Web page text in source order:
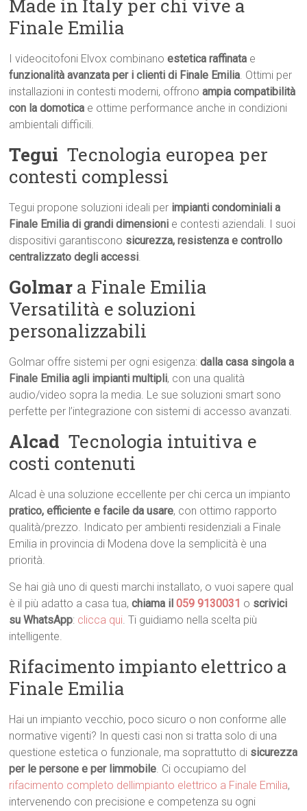
Made in Italy per chi vive a
Finale Emilia
I videocitofoni Elvox combinanoestetica raffinata e
funzionalità avanzata per i clienti di Finale Emilia. Ottimi per
installazioni in contesti moderni, offronoampia compatibilità
con la domotica e ottime performance anche in condizioni
ambientali difficili.
Tegui  Tecnologia europea per
contesti complessi
Tegui propone soluzioni ideali per impianti condominiali a
Finale Emilia di grandi dimensioni e contesti aziendali. I suoi
dispositivi garantiscono sicurezza, resistenza e controllo
centralizzato degli accessi.
Golmar a Finale Emilia 
Versatilità e soluzioni
personalizzabili
Golmar offre sistemi per ogni esigenza:dalla casa singola a
Finale Emilia agli impianti multipli, con una qualità
audio/video sopra la media. Le sue soluzioni smart sono
perfette per l’integrazione con sistemi di accesso avanzati.
Alcad  Tecnologia intuitiva e
costi contenuti
Alcad è una soluzione eccellente per chi cerca un impianto
pratico, efficiente e facile da usare, con ottimo rapporto
qualità/prezzo. Indicato per ambienti residenziali a Finale
Emilia in provincia di Modena dove la semplicità è una
priorità.
Se hai già uno di questi marchi installato, o vuoi sapere qual
è il più adatto a casa tua,chiama il059 9130031 o scrivici
su WhatsApp: clicca qui. Ti guidiamo nella scelta più
intelligente.
Rifacimento impianto elettrico a
Finale Emilia
Hai un impianto vecchio, poco sicuro o non conforme alle
normative vigenti? In questi casi non si tratta solo di una
questione estetica o funzionale, ma soprattutto di sicurezza
per le persone e per limmobile. Ci occupiamo del
rifacimento completo dellimpianto elettrico a Finale Emilia,
intervenendo con precisione e competenza su ogni